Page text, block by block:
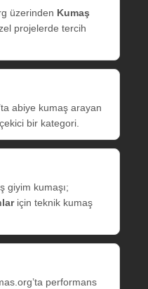
üzerinden Kumaş
projelerde tercih
abiye kumaş arayan
bir kategori.
giyim kumaşı;
için teknik kumaş
performans